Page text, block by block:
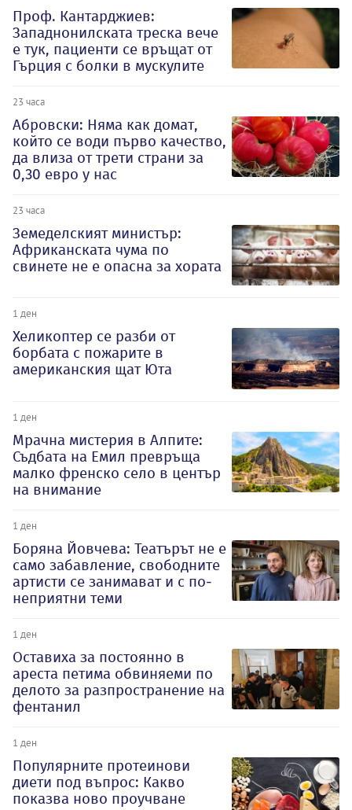
Проф. Кантарджиев:
Западнонилската треска вече
е тук, пациенти се връщат от
Гърция с болки в мускулите
23 часа
Абровски: Няма как домат,
който се води първо качество,
да влиза от трети страни за
0,30 евро у нас
23 часа
Земеделският министър:
Африканската чума по
свинете не е опасна за хората
1 ден
Хеликоптер се разби от
борбата с пожарите в
американския щат Юта
1 ден
Мрачна мистерия в Алпите:
Съдбата на Емил превръща
малко френско село в център
на внимание
1 ден
Боряна Йовчева: Театърът не е
само забавление, свободните
артисти се занимават и с по-
неприятни теми
1 ден
Оставиха за постоянно в
ареста петима обвиняеми по
делото за разпространение на
фентанил
1 ден
Популярните протеинови
диети под въпрос: Какво
показва ново проучване